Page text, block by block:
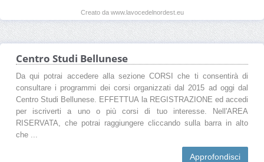
Creato da www.lavocedelnordest.eu
Centro Studi Bellunese
Da qui potrai accedere alla sezione CORSI che ti consentirà di
consultare i programmi dei corsi organizzati dal 2015 ad oggi dal
Centro Studi Bellunese. EFFETTUA la REGISTRAZIONE ed accedi
per iscriverti a uno o più corsi di tuo interesse. Nell'AREA
RISERVATA, che potrai raggiungere cliccando sulla barra in alto
che ...
Approfondisci